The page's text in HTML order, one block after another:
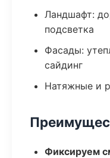
Ландшафт:
подсветка
Фасады:
сайдинг
Натяжные и
Фиксируем